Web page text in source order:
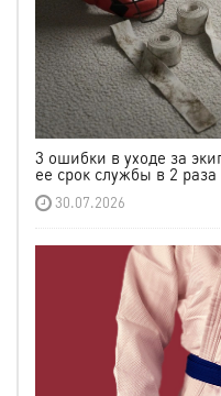
3 ошибки в уходе за
ее срок службы в 2 раза
30.07.2026